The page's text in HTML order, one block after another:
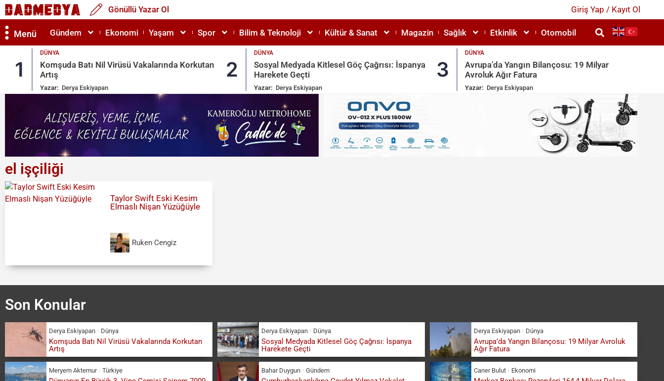
Gönüllü Yazar Ol Giriş Yap / Kayıt Ol
Menü Gündem Ekonomi Yaşam Spor Bilim & Teknoloji Kültür & Sanat Magazin Sağlık Etkinlik Otomobil
1
DÜNYA
Komşuda Batı Nil Virüsü Vakalarında Korkutan
Artış
Yazar: Derya Eskiyapan
2
DÜNYA
Sosyal Medyada Kitlesel Göç Çağrısı: İspanya
Harekete Geçti
Yazar: Derya Eskiyapan
3
DÜNYA
Avrupa’da Yangın Bilançosu: 19 Milyar
Avroluk Ağır Fatura
Yazar: Derya Eskiyapan
el işçiliği
Taylor Swift Eski Kesim
Elmaslı Nişan Yüzüğüyle
Ruken Cengiz
Son Konular
Derya Eskiyapan Dünya
Komşuda Batı Nil Virüsü Vakalarında Korkutan
Artış
Derya Eskiyapan Dünya
Sosyal Medyada Kitlesel Göç Çağrısı: İspanya
Harekete Geçti
Derya Eskiyapan Dünya
Avrupa’da Yangın Bilançosu: 19 Milyar Avroluk
Ağır Fatura
Meryem Aktemur Türkiye Bahar Duygun Gündem Caner Bulut Ekonomi